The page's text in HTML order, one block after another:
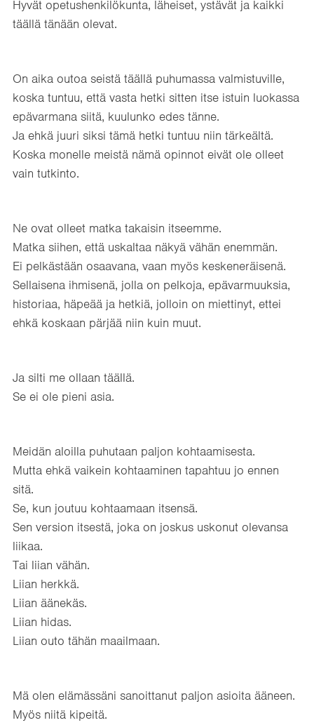
Hyvät opetushenkilökunta, läheiset, ystävät ja kaikki
täällä tänään olevat.
On aika outoa seistä täällä puhumassa valmistuville,
koska tuntuu, että vasta hetki sitten itse istuin luokassa
epävarmana siitä, kuulunko edes tänne.
Ja ehkä juuri siksi tämä hetki tuntuu niin tärkeältä.
Koska monelle meistä nämä opinnot eivät ole olleet
vain tutkinto.
Ne ovat olleet matka takaisin itseemme.
Matka siihen, että uskaltaa näkyä vähän enemmän.
Ei pelkästään osaavana, vaan myös keskeneräisenä.
Sellaisena ihmisenä, jolla on pelkoja, epävarmuuksia,
historiaa, häpeää ja hetkiä, jolloin on miettinyt, ettei
ehkä koskaan pärjää niin kuin muut.
Ja silti me ollaan täällä.
Se ei ole pieni asia.
Meidän aloilla puhutaan paljon kohtaamisesta.
Mutta ehkä vaikein kohtaaminen tapahtuu jo ennen
sitä.
Se, kun joutuu kohtaamaan itsensä.
Sen version itsestä, joka on joskus uskonut olevansa
liikaa.
Tai liian vähän.
Liian herkkä.
Liian äänekäs.
Liian hidas.
Liian outo tähän maailmaan.
Mä olen elämässäni sanoittanut paljon asioita ääneen.
Myös niitä kipeitä.